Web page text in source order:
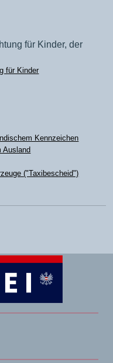
für Kinder, der
für Kinder
Kennzeichen
Ausland
("Taxibescheid")